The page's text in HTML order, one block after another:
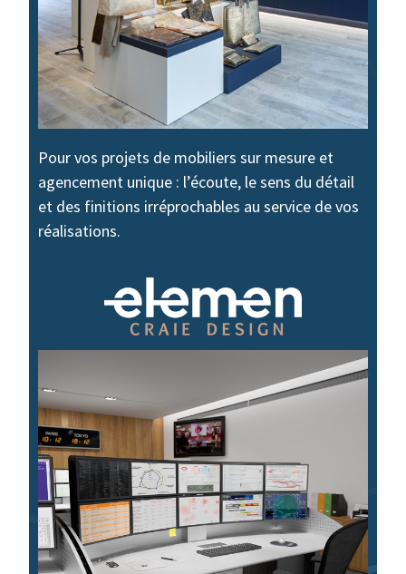
Pour vos projets de mobiliers sur mesure et
agencement unique : l’écoute, le sens du détail
et des finitions irréprochables au service de vos
réalisations.